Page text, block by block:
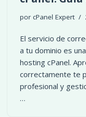
por cPanel Expert
El servicio de
a tu dominio es
hosting cPanel.
correctamente te
profesional y
…